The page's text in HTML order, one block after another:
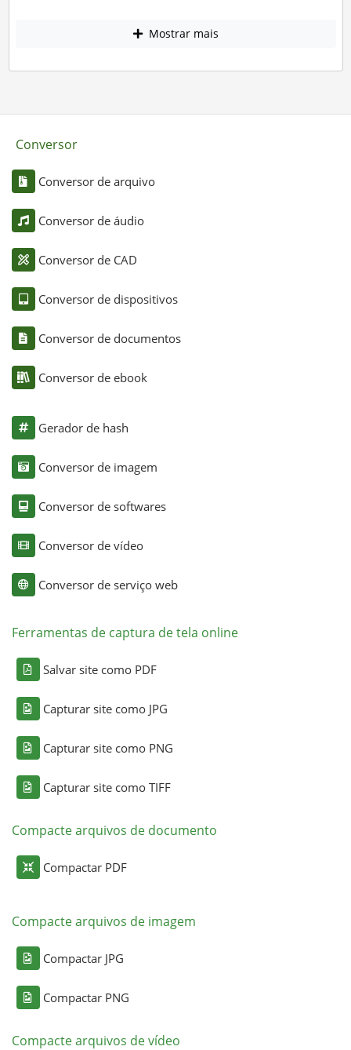
Mostrar mais
Conversor
Conversor de arquivo
Conversor de áudio
Conversor de CAD
Conversor de dispositivos
Conversor de documentos
Conversor de ebook
Gerador de hash
Conversor de imagem
Conversor de softwares
Conversor de vídeo
Conversor de serviço web
Ferramentas de captura de tela online
Salvar site como PDF
Capturar site como JPG
Capturar site como PNG
Capturar site como TIFF
Compacte arquivos de documento
Compactar PDF
Compacte arquivos de imagem
Compactar JPG
Compactar PNG
Compacte arquivos de vídeo